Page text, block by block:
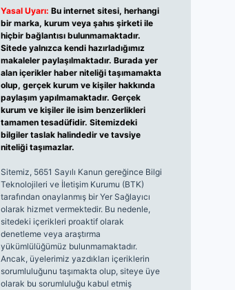
Yasal Uyarı: Bu internet sitesi, herhangi
bir marka, kurum veya şahıs şirketi ile
hiçbir bağlantısı bulunmamaktadır.
Sitede yalnızca kendi hazırladığımız
makaleler paylaşılmaktadır. Burada yer
alan içerikler haber niteliği taşımamakta
olup, gerçek kurum ve kişiler hakkında
paylaşım yapılmamaktadır. Gerçek
kurum ve kişiler ile isim benzerlikleri
tamamen tesadüfidir. Sitemizdeki
bilgiler taslak halindedir ve tavsiye
niteliği taşımazlar.
Sitemiz, 5651 Sayılı Kanun gereğince Bilgi
Teknolojileri ve İletişim Kurumu (BTK)
tarafından onaylanmış bir Yer Sağlayıcı
olarak hizmet vermektedir. Bu nedenle,
sitedeki içerikleri proaktif olarak
denetleme veya araştırma
yükümlülüğümüz bulunmamaktadır.
Ancak, üyelerimiz yazdıkları içeriklerin
sorumluluğunu taşımakta olup, siteye üye
olarak bu sorumluluğu kabul etmiş